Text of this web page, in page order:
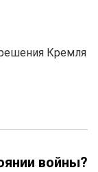
Кремля
войны?